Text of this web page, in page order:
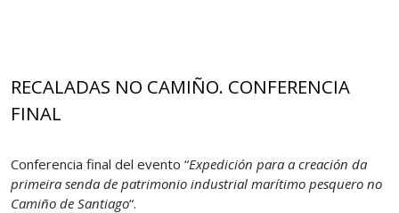
RECALADAS NO CAMIÑO. CONFERENCIA
FINAL
Conferencia final del evento “Expedición para a creación da
primeira senda de patrimonio industrial marítimo pesquero no
Camiño de Santiago“.